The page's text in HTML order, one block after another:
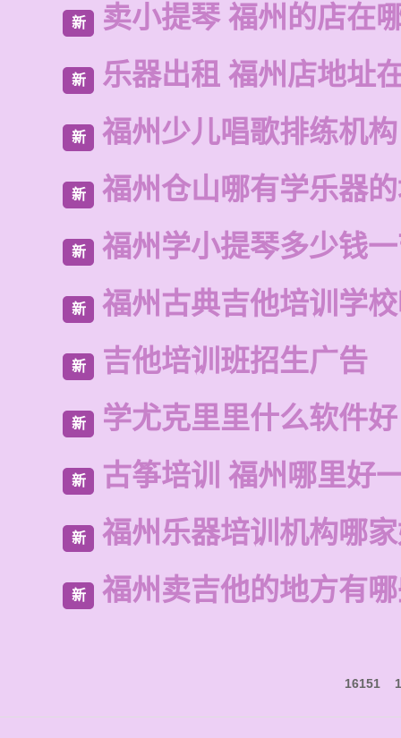
新 卖小提琴 福州的店在
新 乐器出租 福州店地址
新 福州少儿唱歌排练机构
新 福州仓山哪有学乐器
新 福州学小提琴多少钱
新 福州古典吉他培训学
新 吉他培训班招生广告
新 学尤克里里什么软件好
新 古筝培训 福州哪里好
新 福州乐器培训机构哪
新 福州卖吉他的地方有
16151 1